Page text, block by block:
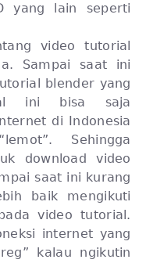
yang lain seperti
video tutorial
Sampai saat ini
blender yang
ini bisa saja
di Indonesia
Sehingga
download video
saat ini kurang
baik mengikuti
video tutorial.
internet yang
kalau ngikutin